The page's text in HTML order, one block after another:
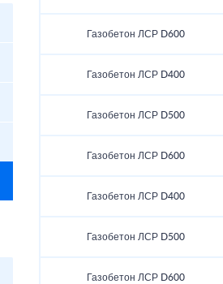
Газобетон ЛСР D600
Газобетон ЛСР D400
Газобетон ЛСР D500
Газобетон ЛСР D600
Газобетон ЛСР D400
Газобетон ЛСР D500
Газобетон ЛСР D600